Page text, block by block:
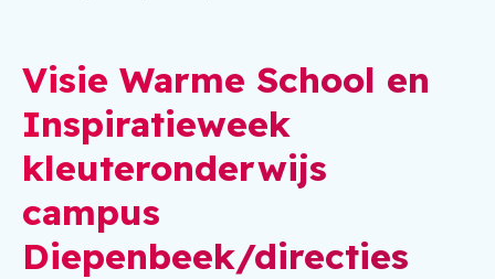
Visie Warme School en
Inspiratieweek
kleuteronderwijs
campus
Diepenbeek/directies